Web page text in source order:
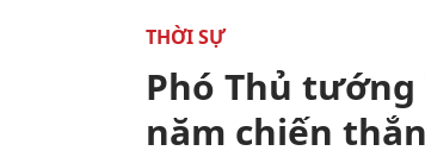
THỜI SỰ
Phó Thủ
năm chiến